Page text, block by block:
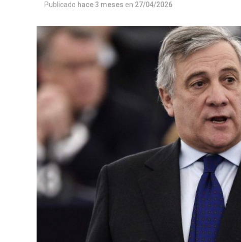
Publicado hace 3 meses en 27/04/2026